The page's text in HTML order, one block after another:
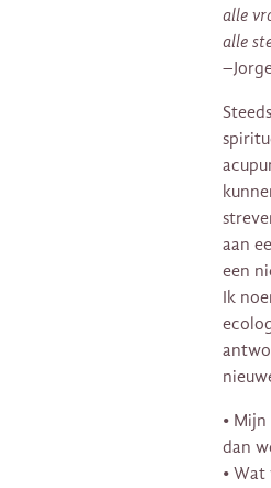
alle
alle
aan
een
Ik
•
dan
•